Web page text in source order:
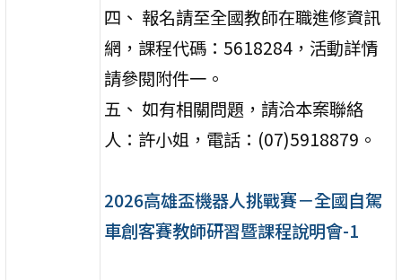
四、 報名請至全國教師在職進修資訊
網，課程代碼：5618284，活動詳情
請參閱附件一。
五、 如有相關問題，請洽本案聯絡
人：許小姐，電話：(07)5918879。
2026高雄盃機器人挑戰賽－全國自駕
車創客賽教師研習暨課程說明會-1